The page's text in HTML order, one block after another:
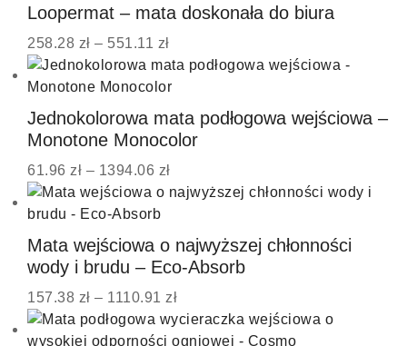
Loopermat – mata doskonała do biura
258.28 zł – 551.11 zł
Jednokolorowa mata podłogowa wejściowa –
Monotone Monocolor
61.96 zł – 1394.06 zł
Mata wejściowa o najwyższej chłonności
wody i brudu – Eco-Absorb
157.38 zł – 1110.91 zł